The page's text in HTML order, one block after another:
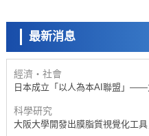
最新消息
經濟・社會
日本成立「以人為本AI聯盟」——
託產學合作推進研發
科學研究
大阪大學開發出膜脂質視覺化工
科學研究
立教大學在試管內構建長鏈人工